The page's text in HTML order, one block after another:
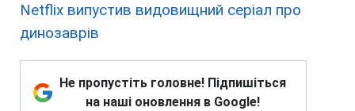
Netflix випустив видовищний серіал про
динозаврів
Не пропустіть головне! Підпишіться
на наші оновлення в Google!